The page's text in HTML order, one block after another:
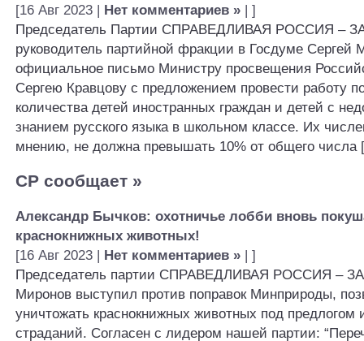
[16 Авг 2023 |
Нет комментариев » | ]
Председатель Партии СПРАВЕДЛИВАЯ РОССИЯ –
руководитель партийной фракции в Госдуме Сергей
официальное письмо Министру просвещения
Сергею Кравцову с предложением провести работу
количества детей иностранных граждан и детей с
знанием русского языка в школьном классе. Их
мнению, не должна превышать 10% от общего числа
СР сообщает »
Александр Бычков: охотничье лобби вновь
краснокнижных животных!
[16 Авг 2023 | Нет комментариев » | ]
Председатель партии СПРАВЕДЛИВАЯ РОССИЯ –
Миронов выступил против поправок Минприроды,
уничтожать краснокнижных животных под предлогом
страданий. Согласен с лидером нашей партии: